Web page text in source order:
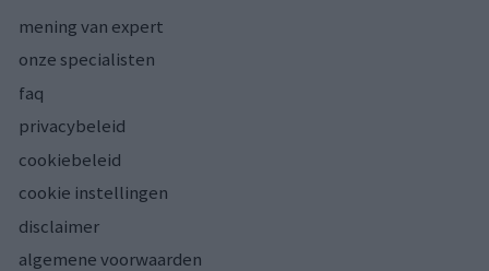
mening van expert
onze specialisten
faq
privacybeleid
cookiebeleid
cookie instellingen
disclaimer
algemene voorwaarden